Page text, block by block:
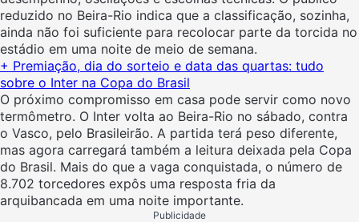
reduzido no Beira-Rio indica que a classificação, sozinha,
ainda não foi suficiente para recolocar parte da torcida no
estádio em uma noite de meio de semana.
+ Premiação, dia do sorteio e data das quartas: tudo
sobre o Inter na Copa do Brasil
O próximo compromisso em casa pode servir como novo
termômetro. O Inter volta ao Beira-Rio no sábado, contra
o Vasco, pelo Brasileirão. A partida terá peso diferente,
mas agora carregará também a leitura deixada pela Copa
do Brasil. Mais do que a vaga conquistada, o número de
8.702 torcedores expôs uma resposta fria da
arquibancada em uma noite importante.
Publicidade